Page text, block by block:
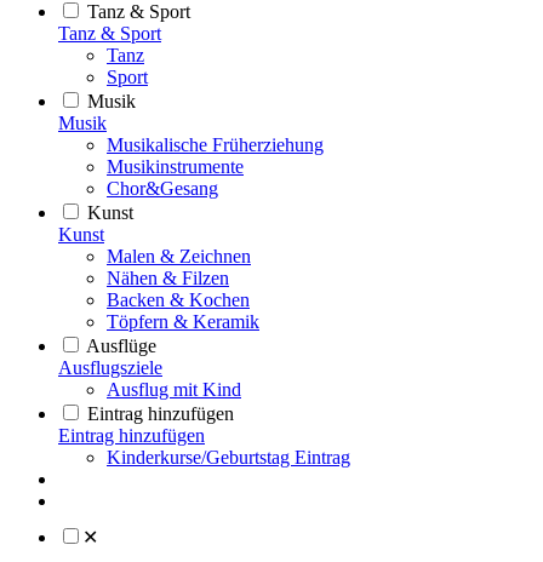
Tanz & Sport
Tanz & Sport
Tanz
Sport
Musik
Musik
Musikalische Früherziehung
Musikinstrumente
Chor&Gesang
Kunst
Kunst
Malen & Zeichnen
Nähen & Filzen
Backen & Kochen
Töpfern & Keramik
Ausflüge
Ausflugsziele
Ausflug mit Kind
Eintrag hinzufügen
Eintrag hinzufügen
Kinderkurse/Geburtstag Eintrag
✕